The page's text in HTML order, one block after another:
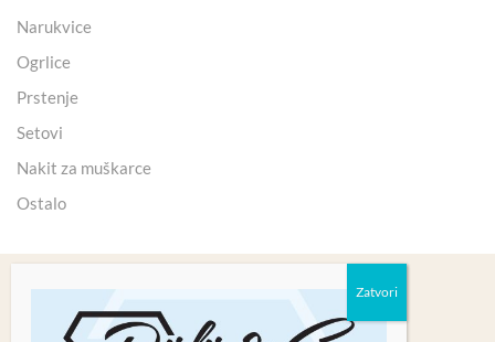
Narukvice
Ogrlice
Prstenje
Setovi
Nakit za muškarce
Ostalo
Copyright 2025 © Kristali Minerali d.o.o